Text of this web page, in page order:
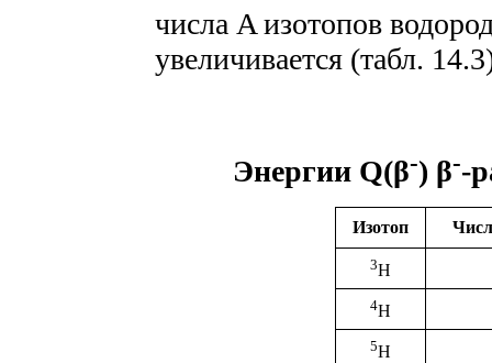
числа A изотопов
увеличивается (табл.
Энергии Q(β-) β--
Изотоп
3H
4H
5H